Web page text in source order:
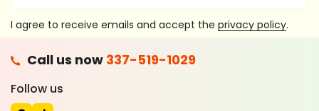
I agree to receive emails and accept the privacy policy.
Call us now 337-519-1029
Follow us
C
E
T
I
K